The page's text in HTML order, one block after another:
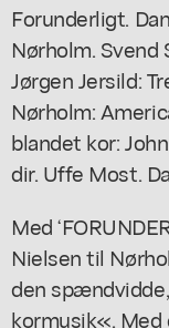
Forunderligt.
Nørholm.Svend
Jørgen Jersild:
Nørholm:
blandet kor:
dir. Uffe Most.
Med
Nielsen til
den
kormusik«.